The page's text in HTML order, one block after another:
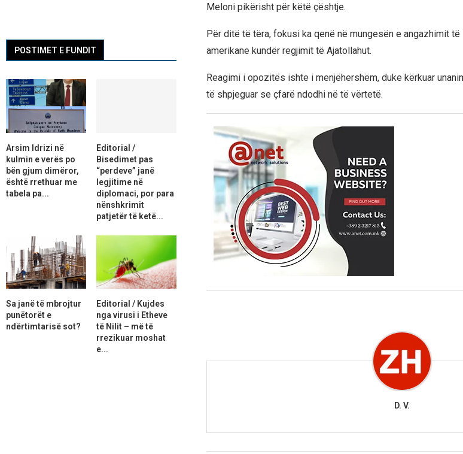
Meloni pikërisht për këtë çështje.
Për ditë të tëra, fokusi ka qenë në mungesën e angazhimit
amerikane kundër regjimit të Ajatollahut.
Reagimi i opozitës ishte i menjëhershëm, duke kërkuar
të shpjeguar se çfarë ndodhi në të vërtetë.
D. V.
POSTIMET E FUNDIT
Arsim Idrizi në
kulmin e verës po
bën gjum dimëror,
është rrethuar me
tabela pa...
Editorial /
Bisedimet pas
“perdeve” janë
legjitime në
diplomaci, por para
nënshkrimit
patjetër të ketë...
Sa janë të mbrojtur
punëtorët e
ndërtimtarisë sot?
Editorial / Kujdes
nga virusi i Etheve
të Nilit – më të
rrezikuar moshat
e...